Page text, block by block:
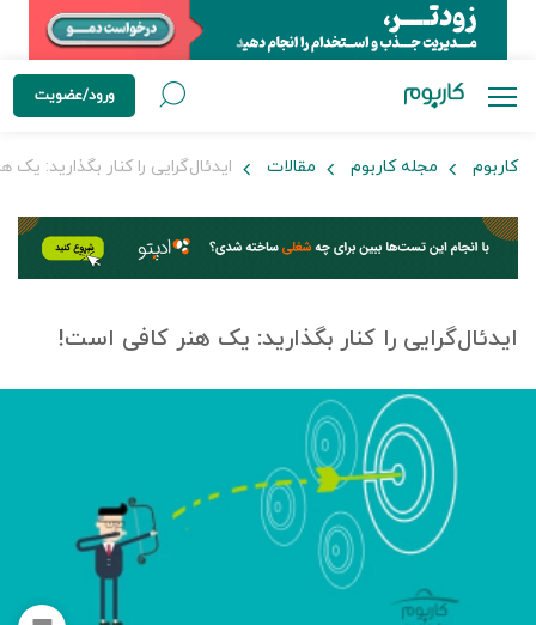
ورود/عضویت
کاربوم مجله کاربوم مقالات ایدئال‌گرایی را کنار بگذارید:
ایدئال‌گرایی را کنار بگذارید: یک هنر کافی است!